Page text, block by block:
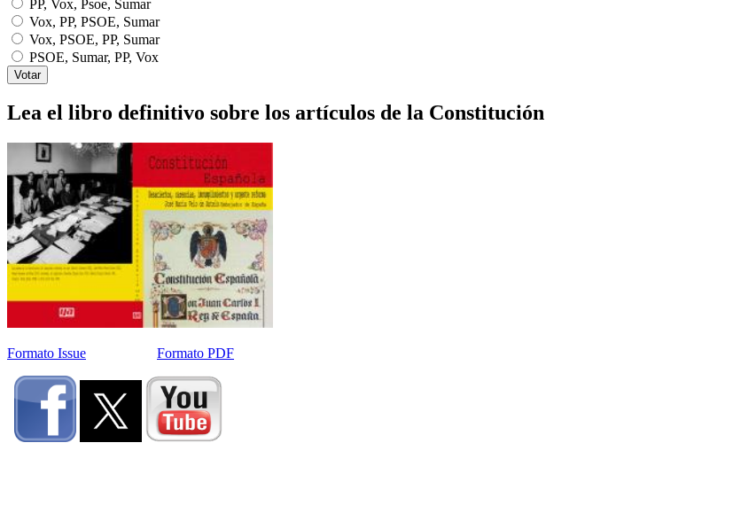
PP, Vox, Psoe, Sumar
Vox, PP, PSOE, Sumar
Vox, PSOE, PP, Sumar
PSOE, Sumar, PP, Vox
Lea el libro definitivo sobre los artículos de la Constitución
Formato Issue Formato PDF